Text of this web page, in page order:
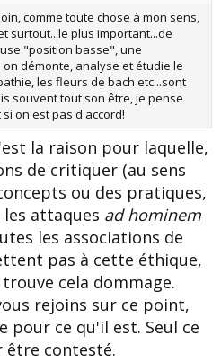
comme toute chose à mon sens,
surtout...le plus important...de
"position basse", une
démonte, analyse et étudie le
les fleurs de bach etc...sont
souvent tout son être, je pense
on est pas d'accord!
la raison pour laquelle,
de critiquer (au sens
ou des pratiques,
attaques ad hominem
les associations de
pas à cette éthique,
cela dommage.
rejoins sur ce point,
pour ce qu'il est. Seul ce
contesté.